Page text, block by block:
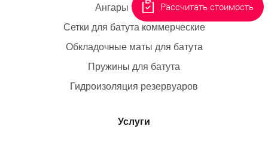
Ангары тентовые
Сетки для батута коммерческие
Обкладочные маты для батута
Пружины для батута
Гидроизоляция резервуаров
Услуги
Рассчитать стоимость